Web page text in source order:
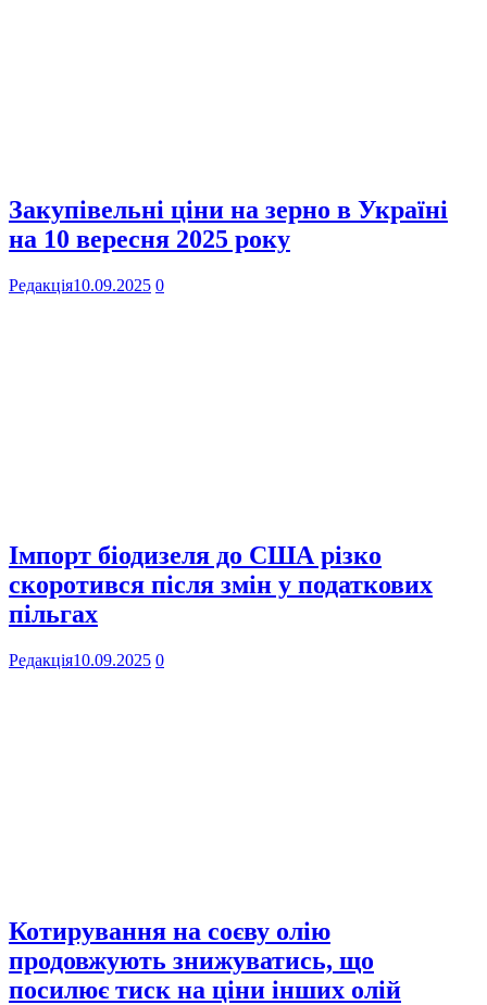
Закупівельні ціни на зерно в Україні
на 10 вересня 2025 року
Редакція10.09.2025 0
Імпорт біодизеля до США різко
скоротився після змін у податкових
пільгах
Редакція10.09.2025 0
Котирування на соєву олію
продовжують знижуватись, що
посилює тиск на ціни інших олій